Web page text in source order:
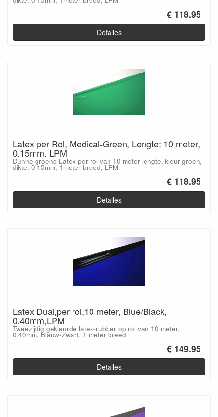
€ 118.95
Detalles
Latex per Rol, Medical-Green, Lengte: 10 meter,
0.15mm. LPM
Dunne groene Latex per rol van 10 meter lengte, kleur groen,
dikte: 0.15mm, 1meter breed, LPM
€ 118.95
Detalles
Latex Dual,per rol,10 meter, Blue/Black,
0.40mm,LPM
Tweezijdig gekleurde latex-rubber op rol van 10 meter,
0.40mm, Blauw-Zwart, 1 meter breed
€ 149.95
Detalles